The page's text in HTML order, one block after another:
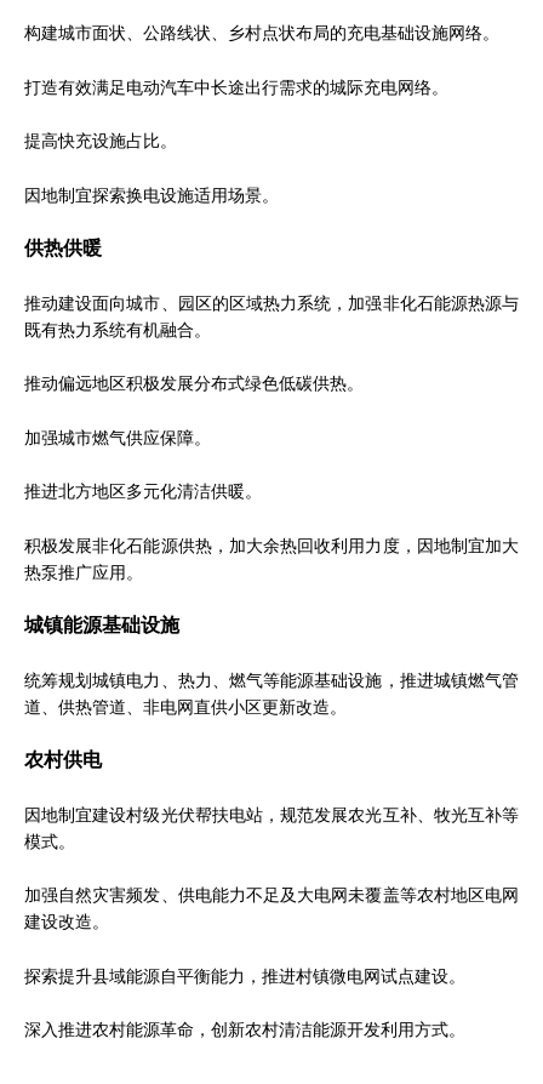
构建城市面状、公路线状、乡村点状布局的充电基础设施网络。
打造有效满足电动汽车中长途出行需求的城际充电网络。
提高快充设施占比。
因地制宜探索换电设施适用场景。
供热供暖
推动建设面向城市、园区的区域热力系统，加强非化石能源热源与
既有热力系统有机融合。
推动偏远地区积极发展分布式绿色低碳供热。
加强城市燃气供应保障。
推进北方地区多元化清洁供暖。
积极发展非化石能源供热，加大余热回收利用力度，因地制宜加大
热泵推广应用。
城镇能源基础设施
统筹规划城镇电力、热力、燃气等能源基础设施，推进城镇燃气管
道、供热管道、非电网直供小区更新改造。
农村供电
因地制宜建设村级光伏帮扶电站，规范发展农光互补、牧光互补等
模式。
加强自然灾害频发、供电能力不足及大电网未覆盖等农村地区电网
建设改造。
探索提升县域能源自平衡能力，推进村镇微电网试点建设。
深入推进农村能源革命，创新农村清洁能源开发利用方式。